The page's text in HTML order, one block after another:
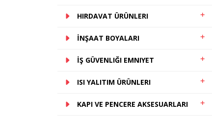
HIRDAVAT ÜRÜNLERI
İNŞAAT BOYALARI
İŞ GÜVENLIĞI EMNIYET
ISI YALITIM ÜRÜNLERI
KAPI VE PENCERE AKSESUARLARI